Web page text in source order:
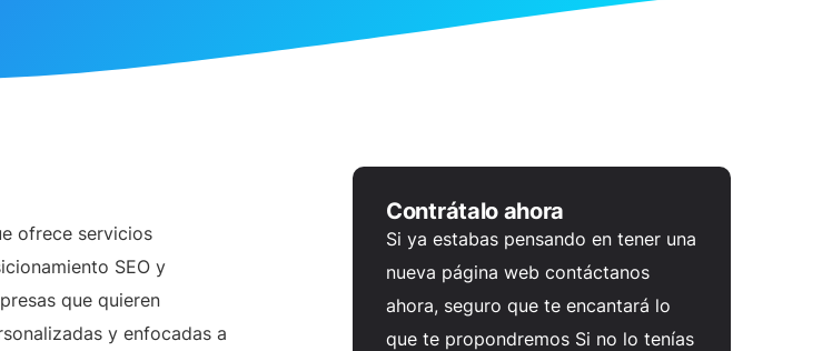
ofrece servicios
SEO y
que quieren
y enfocadas a
Contrátalo ahora
Si ya estabas pensando en tener una
nueva página web contáctanos
ahora, seguro que te encantará lo
que te propondremos Si no lo tenías